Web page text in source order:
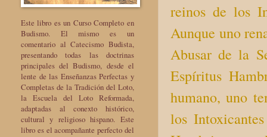
reinos de los
Aunque uno
Abusar de la
Espíritus
humano, uno
los
Este libro es un Curso Completo en
Budismo. El mismo es un
comentario al Catecismo Budista,
presentando todas las doctrinas
principales del Budismo, desde el
lente de las Enseñanzas Perfectas y
Completas de la Tradición del Loto,
la Escuela del Loto Reformada,
adaptadas al conexto histórico,
cultural y religioso hispano. Este
libro es el acompañante perfecto del